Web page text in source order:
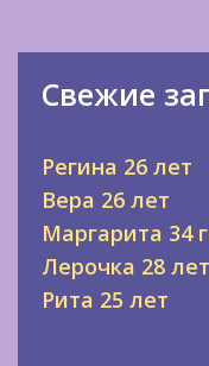
Свежие
Регина 26 лет
Вера 26 лет
Маргарита 34
Лерочка 28 лет
Рита 25 лет